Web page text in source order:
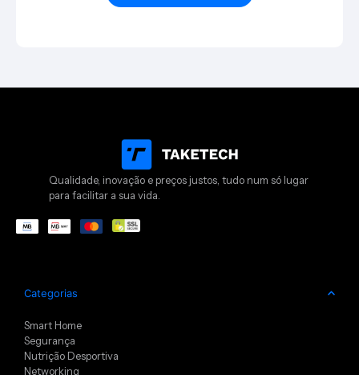
Qualidade, inovação e preços justos, tudo num só lugar
para facilitar a sua vida.
Categorias
Smart Home
Segurança
Nutrição Desportiva
Networking